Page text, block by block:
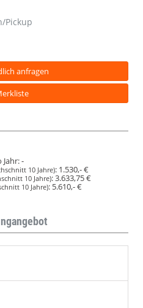
Pickup
anfragen
Jahr:-
10 Jahre): 1.530,- €
10 Jahre):3.633,75 €
10 Jahre): 5.610,- €